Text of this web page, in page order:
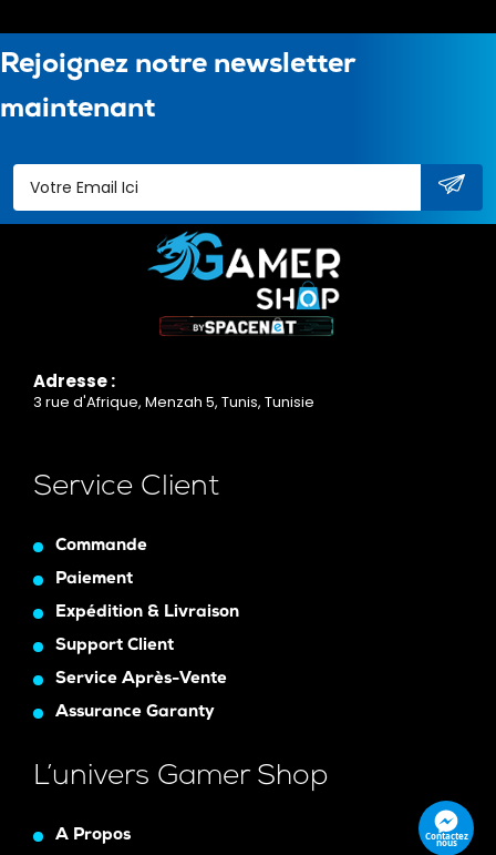
Rejoignez notre newsletter
maintenant
Adresse :
3 rue d'Afrique, Menzah 5, Tunis, Tunisie
Service Client
Commande
Paiement
Expédition & Livraison
Support Client
Service Après-Vente
Assurance Garanty
L’univers Gamer Shop
A Propos Contactez
nous